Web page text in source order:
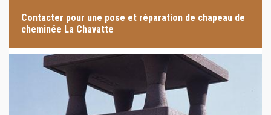
Contacter pour une pose et réparation de chapeau de
cheminée La Chavatte